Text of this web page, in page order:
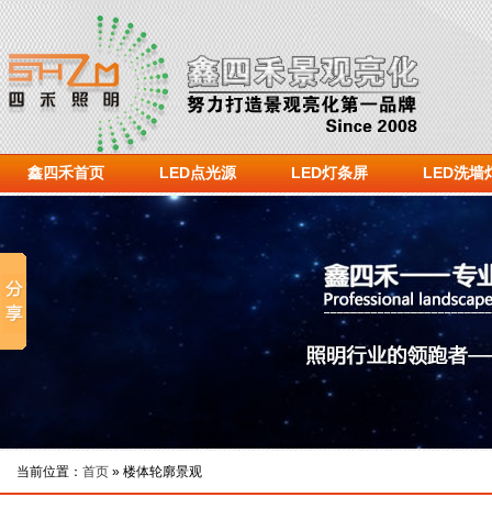
鑫四禾首页 LED点光源 LED灯条屏 LED洗墙
当前位置： 首页 » 楼体轮廓景观